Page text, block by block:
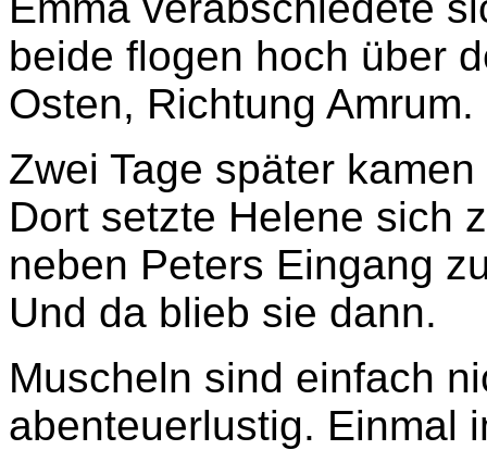
beide flogen hoch über
Osten, Richtung Amrum.
Zwei Tage später
Dort setzte Helene sich
neben Peters Eingang
Und da blieb sie dann.
Muscheln sind einfach
abenteuerlustig. Einmal